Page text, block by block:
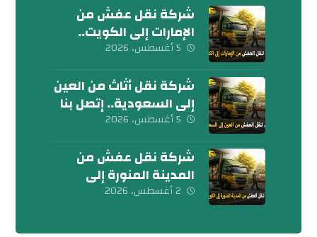
شركة نقل عفش من
الإمارات إلى الكويت..
تواصل معنا الآن
5 أغسطس، 2026
شركة نقل أثاث من العين
إلى السعودية.. إتصل بنا
اليوم
5 أغسطس، 2026
شركة نقل عفش من
المدينة المنورة إلى
الكويت 0539600777
2 أغسطس، 2026